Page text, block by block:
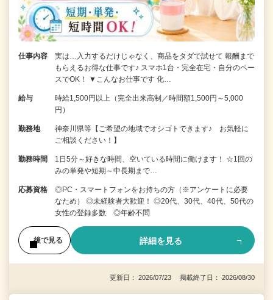
仕事内容
実は…入力するだけじゃなく、商品をタダで試せて 報酬まで
もらえるお得な仕事です♪ スマホ1台・完全在宅・自分のペー
スでOK！ ▼こんなお仕事です 化…
給与
時給1,500円以上（完全出来高制／時間額1,500円～5,000
円）
勤務地
神奈川県等【ご希望の地域でオシゴトできます♪ お気軽に
ご相談ください！】
勤務時間
1日5分～好きな時間、空いている時間に働けます！ ☆1回の
みの単発や短期～中長期まで…
応募資格
◎PC・スマートフォンをお持ちの方（※アンケートに必要
なため） ◎未経験者大歓迎！ ◎20代、30代、40代、50代の
女性の登録多数 ◎年齢不問
後で見る 詳細を見る
更新日： 2026/07/23 掲載終了日： 2026/08/30